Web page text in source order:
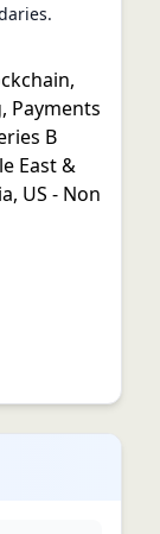
,
, Payments
B
East &
, US - Non